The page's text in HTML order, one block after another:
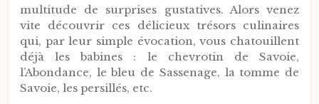
multitude de surprises gustatives. Alors venez
vite découvrir ces délicieux trésors culinaires
qui, par leur simple évocation, vous chatouillent
déjà les babines : le chevrotin de Savoie,
l’Abondance, le bleu de Sassenage, la tomme de
Savoie, les persillés, etc.